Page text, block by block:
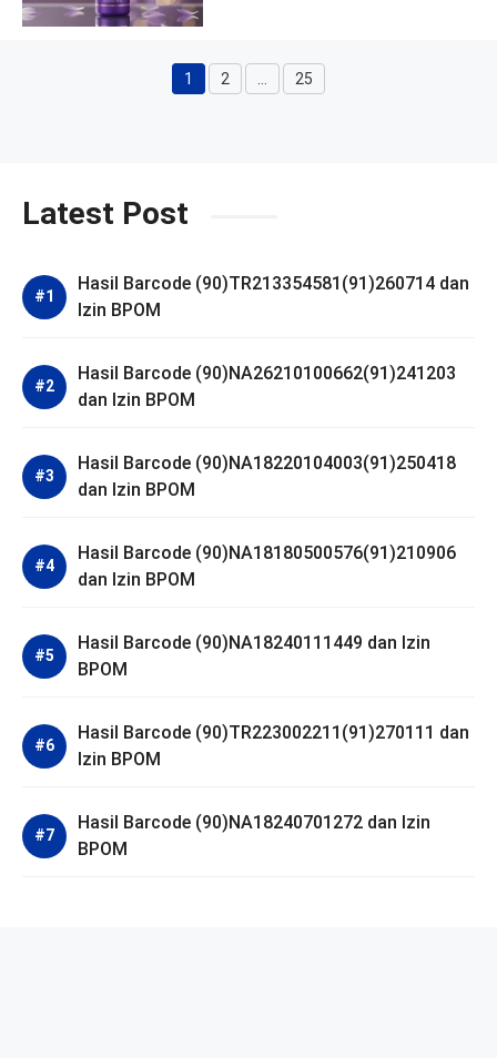
Halaman
1 Halaman
2 Halaman
25
Latest Post
Hasil Barcode (90)TR213354581(91)260714 dan
Izin BPOM
Hasil Barcode (90)NA26210100662(91)241203
dan Izin BPOM
Hasil Barcode (90)NA18220104003(91)250418
dan Izin BPOM
Hasil Barcode (90)NA18180500576(91)210906
dan Izin BPOM
Hasil Barcode (90)NA18240111449 dan Izin
BPOM
Hasil Barcode (90)TR223002211(91)270111 dan
Izin BPOM
Hasil Barcode (90)NA18240701272 dan Izin
BPOM